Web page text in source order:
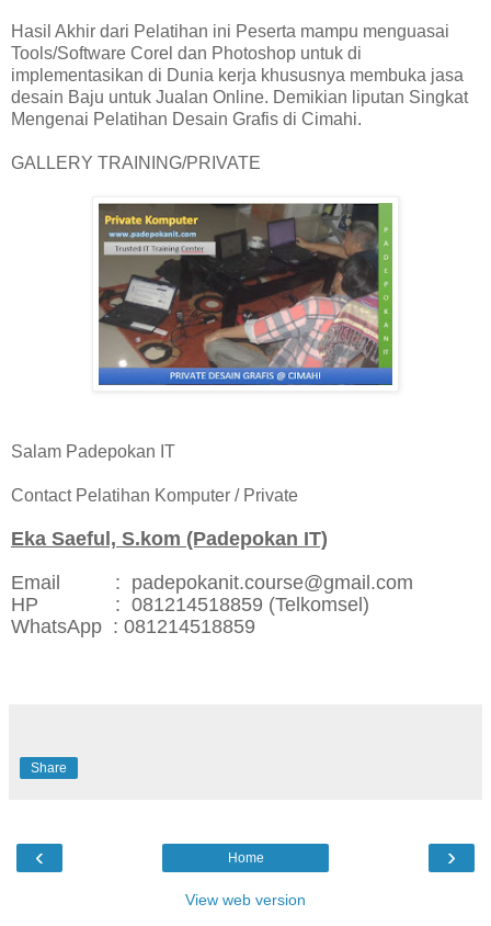
Hasil Akhir dari Pelatihan ini Peserta mampu menguasai
Tools/Software Corel dan Photoshop untuk di
implementasikan di Dunia kerja khususnya membuka jasa
desain Baju untuk Jualan Online. Demikian liputan Singkat
Mengenai Pelatihan Desain Grafis di Cimahi.
GALLERY TRAINING/PRIVATE
Salam Padepokan IT
Contact Pelatihan Komputer / Private
Eka Saeful, S.kom (Padepokan IT)
Email : padepokanit.course@gmail.com
HP : 081214518859 (Telkomsel)
WhatsApp : 081214518859
Share
‹ ›
Home
View web version